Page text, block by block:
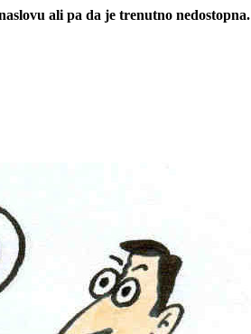
ali pa da je trenutno nedostopna.